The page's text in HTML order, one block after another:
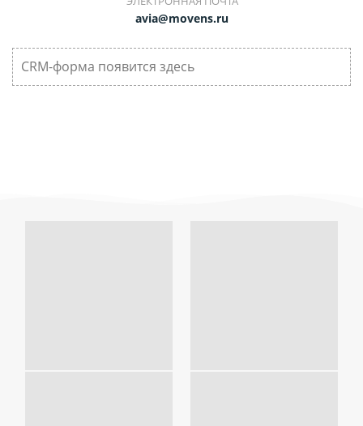
CRM-форма появится здесь
avia@movens.ru